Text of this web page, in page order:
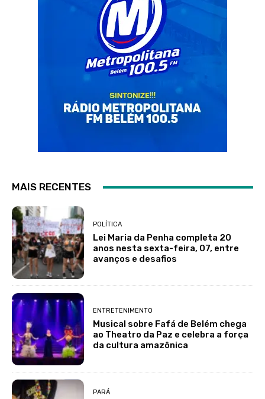
MAIS RECENTES
POLÍTICA
Lei Maria da Penha completa 20
anos nesta sexta-feira, 07, entre
avanços e desafios
ENTRETENIMENTO
Musical sobre Fafá de Belém chega
ao Theatro da Paz e celebra a força
da cultura amazônica
PARÁ